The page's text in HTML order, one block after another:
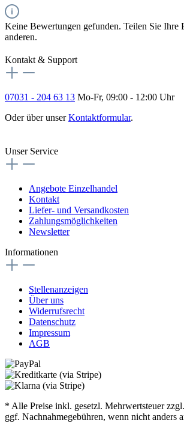
Keine Bewertungen gefunden. Teilen Sie Ihre
anderen.
Kontakt & Support
07031 - 204 63 13 Mo-Fr, 09:00 - 12:00 Uhr
Oder über unserKontaktformular.
Unser Service
Angebote Einzelhandel
Kontakt
Liefer- und Versandkosten
Zahlungsmöglichkeiten
Newsletter
Informationen
Stellenanzeigen
Über uns
Widerrufsrecht
Datenschutz
Impressum
AGB
* Alle Preise inkl. gesetzl. Mehrwertsteuer zzgl.
ggf. Nachnahmegebühren, wenn nicht anders